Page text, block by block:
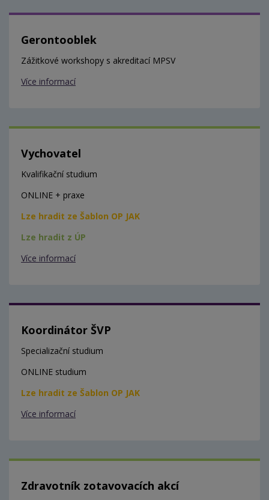
Gerontooblek
Zážitkové workshopy s akreditací MPSV
Více informací
Vychovatel
Kvalifikační studium
ONLINE + praxe
Lze hradit ze Šablon OP JAK
Lze hradit z ÚP
Více informací
Koordinátor ŠVP
Specializační studium
ONLINE studium
Lze hradit ze Šablon OP JAK
Více informací
Zdravotník zotavovacích akcí